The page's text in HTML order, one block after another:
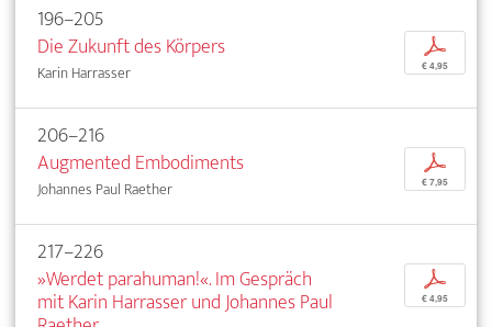
196–205
Die Zukunft des Körpers
Karin Harrasser
p
€ 4,95
206–216
Augmented Embodiments
Johannes Paul Raether
p
€ 7,95
217–226
»Werdet parahuman!«. Im Gespräch
mit Karin Harrasser und Johannes Paul
p
€ 4,95